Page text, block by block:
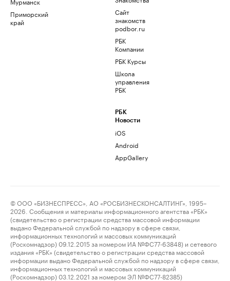
Приморский
край
Сайт
знакомств
podbor.ru
РБК
Компании
РБК Курсы
Школа
управления
РБК
РБК
Новости
iOS
Android
AppGallery
© ООО «БИЗНЕСПРЕСС», АО «РОСБИЗНЕСКОНСАЛТИНГ», 1995–
2026. Сообщения и материалы информационного агентства «РБК»
(свидетельство о регистрации средства массовой информации
выдано Федеральной службой по надзору в сфере связи,
информационных технологий и массовых коммуникаций
(Роскомнадзор) 09.12.2015 за номером ИА №ФС77-63848) и сетевого
издания «РБК» (свидетельство о регистрации средства массовой
информации выдано Федеральной службой по надзору в сфере связи,
информационных технологий и массовых коммуникаций
(Роскомнадзор) 03.12.2021 за номером ЭЛ №ФС77-82385)